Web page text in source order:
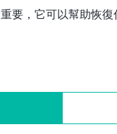
要，它可以幫助恢